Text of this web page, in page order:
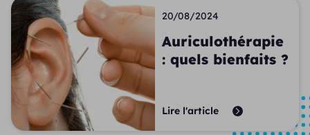
20/08/2024
Auriculothérapie
: quels bienfaits ?
Lire l'article